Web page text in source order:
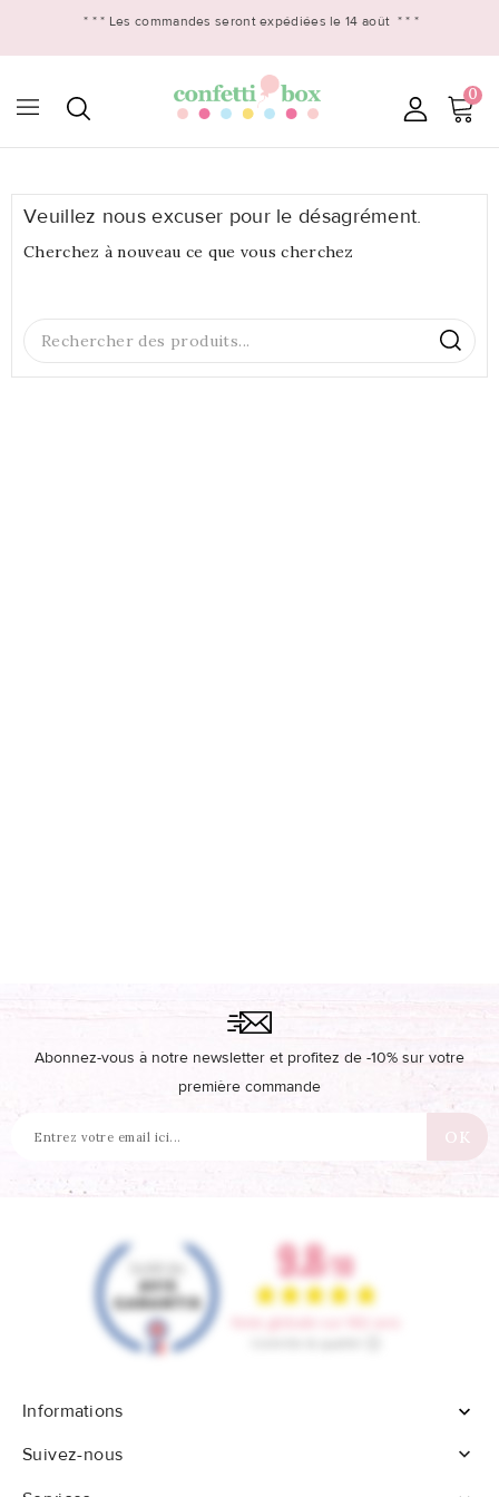
* * * Les commandes seront expédiées le 14 août * * *
0
Veuillez nous excuser pour le désagrément.
Cherchez à nouveau ce que vous cherchez
Abonnez-vous à notre newsletter et profitez de -10% sur votre
première commande
Informations

Suivez-nous
